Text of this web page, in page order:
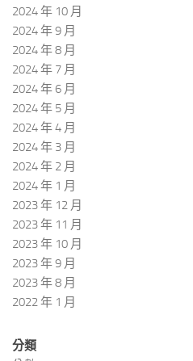
2024 年 10 月
2024 年 9 月
2024 年 8 月
2024 年 7 月
2024 年 6 月
2024 年 5 月
2024 年 4 月
2024 年 3 月
2024 年 2 月
2024 年 1 月
2023 年 12 月
2023 年 11 月
2023 年 10 月
2023 年 9 月
2023 年 8 月
2022 年 1 月
分類